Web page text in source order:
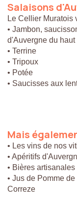
Salaisons
Le Cellier Muratois
• Jambon,
d'Auvergne du
• Terrine
• Tripoux
• Potée
• Saucisses aux
Mais
• Les vins de nos
• Apéritifs
• Bières
• Jus de Pomme
Correze